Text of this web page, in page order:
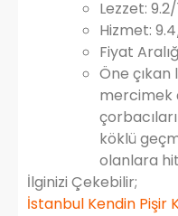
Lezzet: 9.2/
Hizmet:
Fiyat
Öne
mercimek
köklü
olanlara
İlginizi Çekebilir;
İstanbul Kendin Pişir